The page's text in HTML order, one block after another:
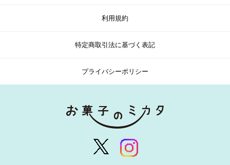
利用規約
特定商取引法に基づく表記
プライバシーポリシー